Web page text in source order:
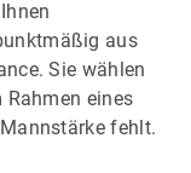
aus
Sie wählen
eines
fehlt.